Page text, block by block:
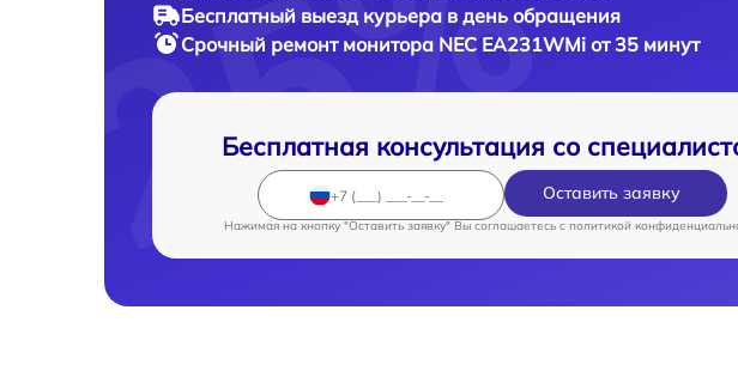
Бесплатный выезд курьера в день обращения
Срочный ремонт монитора NEC EA231WMi от 35 минут
Бесплатная консультация со
Оставить заявку
Нажимая на кнопку "Оставить заявку" Вы соглашаетесь c политикой